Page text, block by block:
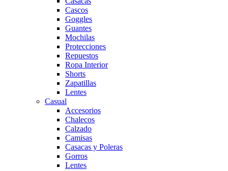
Cascos
Goggles
Guantes
Mochilas
Protecciones
Repuestos
Ropa Interior
Shorts
Zapatillas
Lentes
Casual
Accesorios
Chalecos
Calzado
Camisas
Casacas y Poleras
Gorros
Lentes